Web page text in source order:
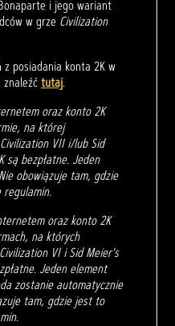
i jego wariant
w grze Civilization
posiadania konta 2K w
tutaj.
oraz konto 2K
na której
VII i/lub Sid
są bezpłatne. Jeden
obowiązuje tam, gdzie
oraz konto 2K
na których
VI i Sid Meier's
Jeden element
zostanie automatycznie
tam, gdzie jest to